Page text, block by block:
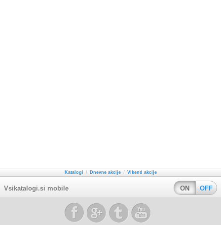
Katalogi / Dnevne akcije / Vikend akcije
Vsikatalogi.si mobile ON OFF